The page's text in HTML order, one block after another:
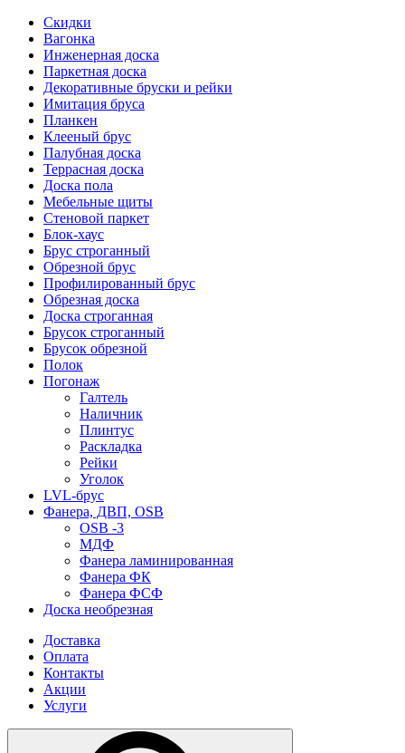
Скидки
Вагонка
Инженерная доска
Паркетная доска
Декоративные бруски и рейки
Имитация бруса
Планкен
Клееный брус
Палубная доска
Террасная доска
Доска пола
Мебельные щиты
Стеновой паркет
Блок-хаус
Брус строганный
Обрезной брус
Профилированный брус
Обрезная доска
Доска строганная
Брусок строганный
Брусок обрезной
Полок
Погонаж
Галтель
Наличник
Плинтус
Раскладка
Рейки
Уголок
LVL-брус
Фанера, ДВП, OSB
OSB -3
МДФ
Фанера ламинированная
Фанера ФК
Фанера ФСФ
Доска необрезная
Доставка
Оплата
Контакты
Акции
Услуги